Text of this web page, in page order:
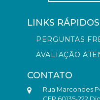
LINKS RÁPIDOS
PERGUNTAS
AVALIAÇÃO
CONTATO
Rua Marcondes
CEP 60135-222